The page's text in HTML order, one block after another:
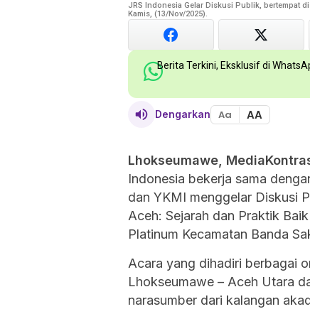
JRS Indonesia Gelar Diskusi Publik, bertempat
Kamis, (13/Nov/2025).
Berita Terkini, Eksklusif di
Dengarkan Aa AA
Lhokseumawe,
Indonesia bekerja sama
dan YKMI menggelar Diskusi
Aceh: Sejarah dan Praktik
Platinum Kecamatan Banda
Acara yang dihadiri berbagai
Lhokseumawe – Aceh Utara
narasumber dari kalangan